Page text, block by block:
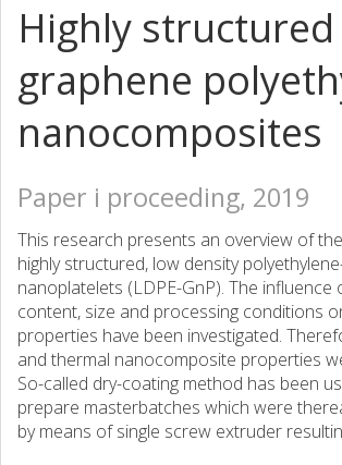
Highly structured
graphene
nanocomposites
Paper i proceeding, 2019
This research presents an overview of
highly structured, low density
nanoplatelets (LDPE-GnP). The influence
content, size and processing conditions
properties have been investigated.
and thermal nanocomposite properties
So-called dry-coating method has been
prepare masterbatches which were
by means of single screw extruder